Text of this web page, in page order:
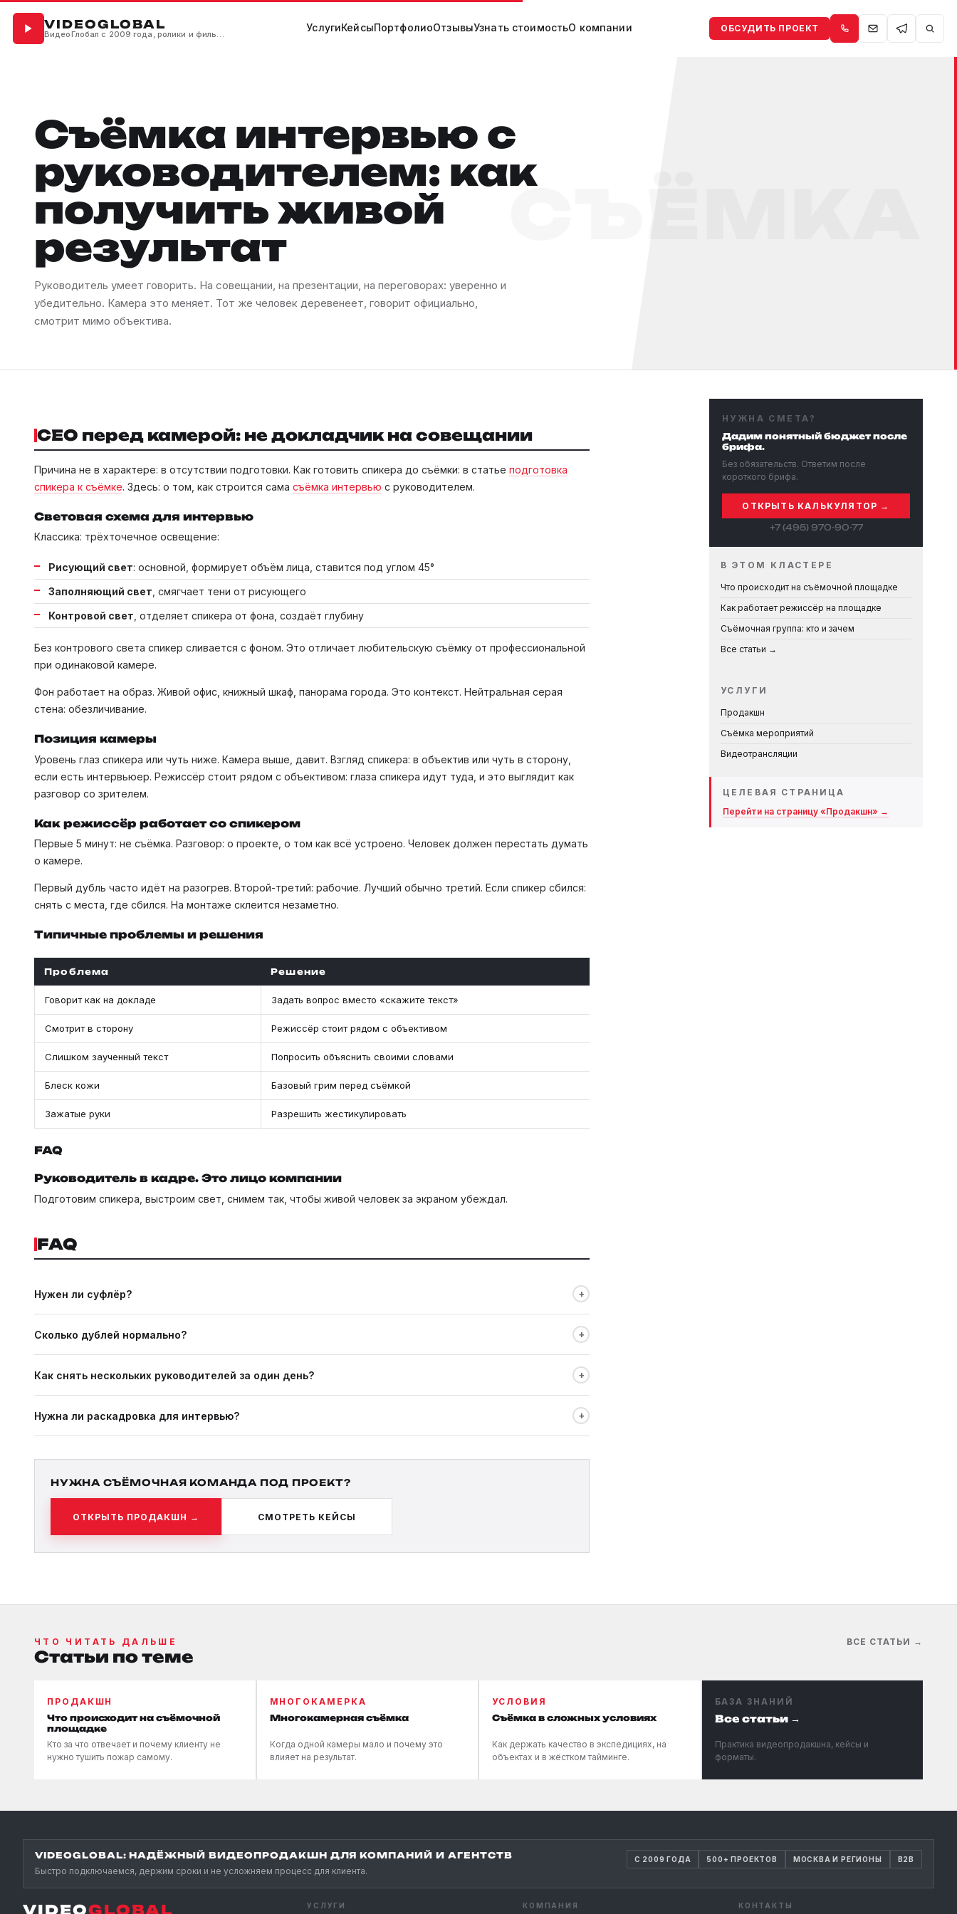
VIDEOGLOBAL
ВидеоГлобал с 2009 года, ролики и фильмы для бизнеса
УслугиКейсыПортфолиоОтзывыУзнать стоимостьО компании ОБСУДИТЬ ПРОЕКТ
СЪЁМКА
Съёмка интервью с
руководителем: как
получить живой
результат
Руководитель умеет говорить. На совещании, на презентации, на переговорах: уверенно и
убедительно. Камера это меняет. Тот же человек деревенеет, говорит официально,
смотрит мимо объектива.
CEO перед камерой: не докладчик на совещании
Причина не в характере: в отсутствии подготовки. Как готовить спикера до съёмки: в статье подготовка
спикера к съёмке. Здесь: о том, как строится сама съёмка интервью с руководителем.
Световая схема для интервью
Классика: трёхточечное освещение:
Рисующий свет: основной, формирует объём лица, ставится под углом 45°
Заполняющий свет, смягчает тени от рисующего
Контровой свет, отделяет спикера от фона, создаёт глубину
Без контрового света спикер сливается с фоном. Это отличает любительскую съёмку от профессиональной
при одинаковой камере.
Фон работает на образ. Живой офис, книжный шкаф, панорама города. Это контекст. Нейтральная серая
стена: обезличивание.
Позиция камеры
Уровень глаз спикера или чуть ниже. Камера выше, давит. Взгляд спикера: в объектив или чуть в сторону,
если есть интервьюер. Режиссёр стоит рядом с объективом: глаза спикера идут туда, и это выглядит как
разговор со зрителем.
Как режиссёр работает со спикером
Первые 5 минут: не съёмка. Разговор: о проекте, о том как всё устроено. Человек должен перестать думать
о камере.
Первый дубль часто идёт на разогрев. Второй-третий: рабочие. Лучший обычно третий. Если спикер сбился:
снять с места, где сбился. На монтаже склеится незаметно.
Типичные проблемы и решения
Проблема Решение
Говорит как на докладе Задать вопрос вместо «скажите текст»
Смотрит в сторону Режиссёр стоит рядом с объективом
Слишком заученный текст Попросить объяснить своими словами
Блеск кожи Базовый грим перед съёмкой
Зажатые руки Разрешить жестикулировать
FAQ
Руководитель в кадре. Это лицо компании
Подготовим спикера, выстроим свет, снимем так, чтобы живой человек за экраном убеждал.
FAQ
Нужен ли суфлёр? +
добавляет монотонность.
Сколько дублей нормально? +
Как снять нескольких руководителей за один день? +
минут на перестройку.
Нужна ли раскадровка для интервью? +
НУЖНА СЪЁМОЧНАЯ КОМАНДА ПОД ПРОЕКТ?
ОТКРЫТЬ ПРОДАКШН → СМОТРЕТЬ КЕЙСЫ
НУЖНА СМЕТА?
Дадим понятный бюджет после
брифа.
Без обязательств. Ответим после
короткого брифа.
ОТКРЫТЬ КАЛЬКУЛЯТОР →
+7 (495) 970-90-77
В ЭТОМ КЛАСТЕРЕ
Что происходит на съёмочной площадке
Как работает режиссёр на площадке
Съёмочная группа: кто и зачем
Все статьи →
УСЛУГИ
Продакшн
Съёмка мероприятий
Видеотрансляции
ЦЕЛЕВАЯ СТРАНИЦА
Перейти на страницу «Продакшн» →
ЧТО ЧИТАТЬ ДАЛЬШЕ
Статьи по теме
ВСЕ СТАТЬИ →
ПРОДАКШН
Что происходит на съёмочной
площадке
Кто за что отвечает и почему клиенту не
нужно тушить пожар самому.
МНОГОКАМЕРКА
Многокамерная съёмка
Когда одной камеры мало и почему это
влияет на результат.
УСЛОВИЯ
Съёмка в сложных условиях
Как держать качество в экспедициях, на
объектах и в жёстком тайминге.
БАЗА ЗНАНИЙ
Все статьи →
Практика видеопродакшна, кейсы и
форматы.
VIDEOGLOBAL: НАДЁЖНЫЙ ВИДЕОПРОДАКШН ДЛЯ КОМПАНИЙ И АГЕНТСТВ
Быстро подключаемся, держим сроки и не усложняем процесс для клиента.
С 2009 ГОДА 500+ ПРОЕКТОВ МОСКВА И РЕГИОНЫ B2B
VIDEOGLOBAL УСЛУГИ КОМПАНИЯ КОНТАКТЫ